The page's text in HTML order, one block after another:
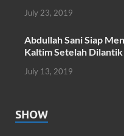
July 23, 2019
Abdullah Sani Siap
Kaltim Setelah Dilantik
July 13, 2019
SHOW